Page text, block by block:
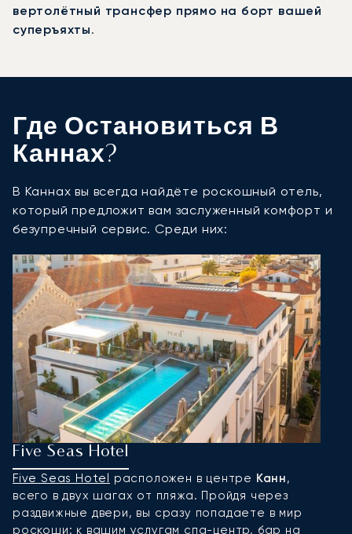
вертолётный трансфер прямо на борт вашей
суперъяхты.
Где Остановиться В
Каннах?
В Каннах вы всегда найдёте роскошный отель,
который предложит вам заслуженный комфорт и
безупречный сервис. Среди них:
Five Seas Hotel
Five Seas Hotel расположен в центре Канн,
всего в двух шагах от пляжа. Пройдя через
раздвижные двери, вы сразу попадаете в мир
роскоши: к вашим услугам спа-центр, бар на